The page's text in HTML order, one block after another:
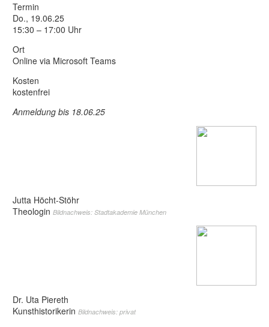
Termin
Do., 19.06.25
15:30 – 17:00 Uhr
Ort
Online via Microsoft Teams
Kosten
kostenfrei
Anmeldung bis 18.06.25
Jutta Höcht-Stöhr
Theologin Bildnachweis: Stadtakademie München
Dr. Uta Piereth
Kunsthistorikerin Bildnachweis: privat